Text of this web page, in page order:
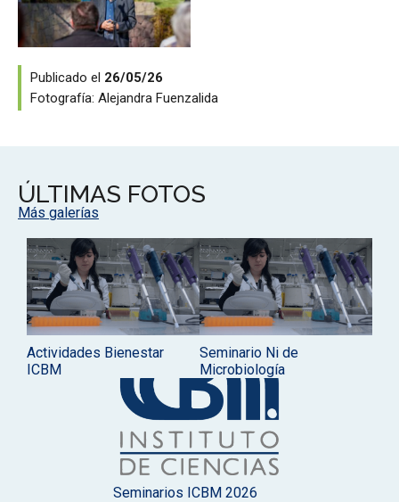
Publicado el 26/05/26
Fotografía: Alejandra Fuenzalida
ÚLTIMAS FOTOS
Más galerías
Actividades Bienestar
ICBM
Seminario Ni de
Microbiología
Seminarios ICBM 2026